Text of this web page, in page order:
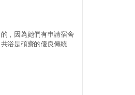
，因為她們有申請宿舍
浴是碩齋的優良傳統